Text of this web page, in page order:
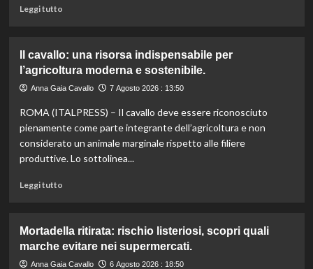
umanitari”.
Leggi tuttoLeggi
Controllo
qualità
olio
vino:
l’IRVO
potenzia
per
Il cavallo: una risorsa indispensabile per
l’agricoltura moderna e sostenibile.
Anna Gaia Cavallo 7 Agosto 2026 : 13:50
ROMA (ITALPRESS) – Il cavallo deve essere riconosciuto
pienamente come parte integrante dell’agricoltura e non
considerato un animale marginale rispetto alle filiere
produttive. Lo sottolinea...
Leggi tuttoLeggi
Il
cavallo:
una
Mortadella ritirata: rischio listeriosi, scopri quali
marche evitare nei supermercati.
Anna Gaia Cavallo 6 Agosto 2026 : 18:50